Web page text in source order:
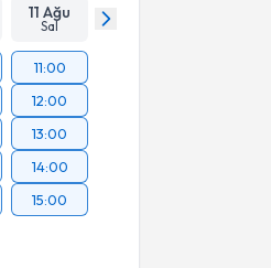
11 Ağu
Sal
11:00
12:00
13:00
14:00
15:00